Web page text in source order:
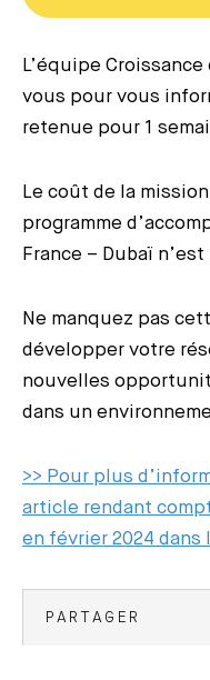
L’équipe
vous pour vous
retenue pour 1
Le coût de la
programme
France – Dubaï
Ne manquez pas
développer votre
nouvelles
dans un
>> Pour plus
article rendant
en février 2024 dans
PARTAGER